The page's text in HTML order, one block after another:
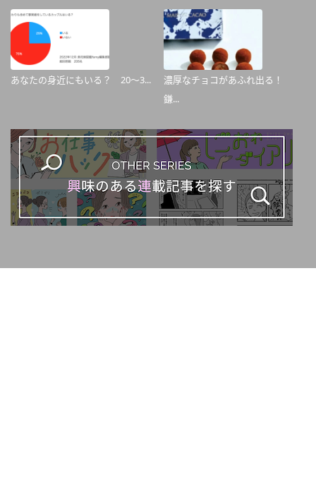
あなたの身近にもいる？ 20～3...
濃厚なチョコがあふれ出る！
鎌...